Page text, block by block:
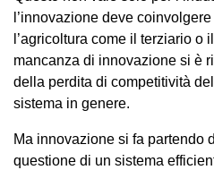
l’innovazione deve
l’agricoltura come il terziario o
mancanza di innovazione si è
della perdita di competitività
sistema in genere.
Ma innovazione si fa partendo
questione di un sistema